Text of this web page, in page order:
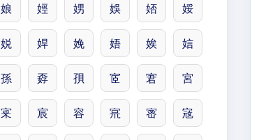
娘 娙 娚 娛 娝 娞
娧 娨 娩 娪 娭 娮
孫 孬 孭 宧 宭 宮
宷 宸 容 宺 宻 宼